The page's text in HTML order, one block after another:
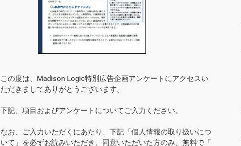
この度は、Madison Logic特別広告企画アンケートにアクセスい
ただきましてありがとうございます。
下記、項目およびアンケートについてご入力ください。
なお、ご入力いただくにあたり、下記「個人情報の取り扱いにつ
いて」を必ずお読みいただき、同意いただいた方のみ、無料で「